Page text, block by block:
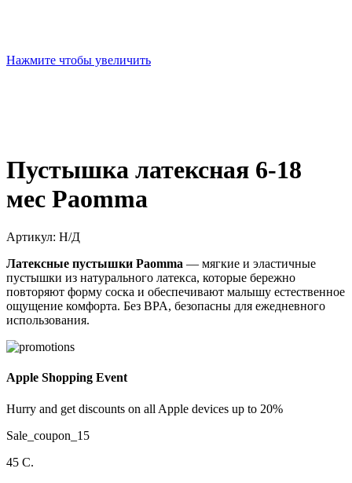
Нажмите чтобы увеличить
Пустышка латексная 6-18
мес Paomma
Артикул: Н/Д
Латексные пустышки Paomma — мягкие и эластичные
пустышки из натурального латекса, которые бережно
повторяют форму соска и обеспечивают малышу естественное
ощущение комфорта. Без BPA, безопасны для ежедневного
использования.
Apple Shopping Event
Hurry and get discounts on all Apple devices up to 20%
Sale_coupon_15
45 C.